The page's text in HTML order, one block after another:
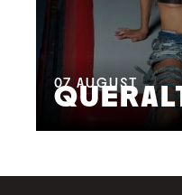
07 AUGUST